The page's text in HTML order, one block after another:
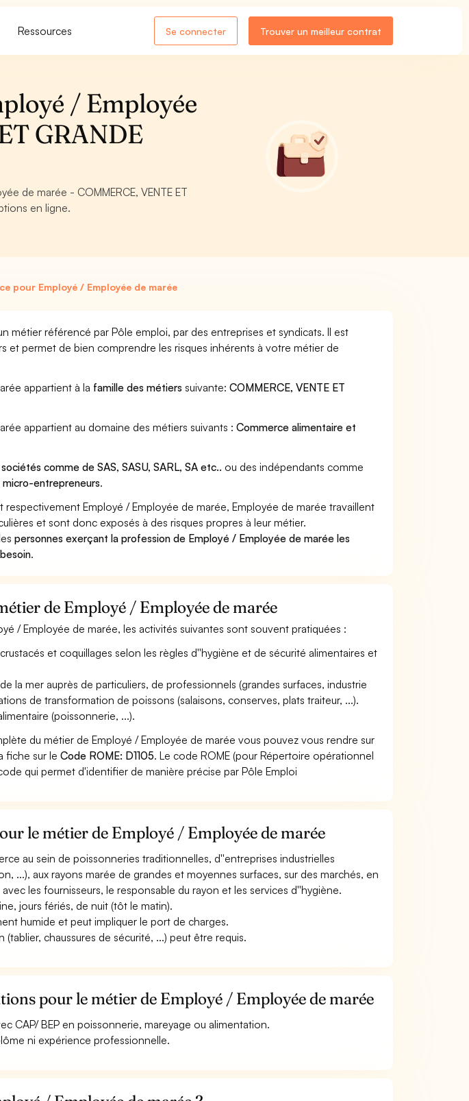
Ressources Se connecter Trouver un meilleur contrat
/ Employée
GRANDE
de marée - COMMERCE, VENTE ET
en ligne.
pour Employé / Employée de marée
métier référencé par Pôle emploi, par des entreprises et syndicats. Il est
et permet de bien comprendre les risques inhérents à votre métier de
appartient à la famille des métiers suivante:COMMERCE, VENTE ET
appartient au domaine des métiers suivants :Commerce alimentaire et
sociétés comme de SAS, SASU, SARL, SA etc.. ou des indépendants comme
micro-entrepreneurs.
Employé / Employée de marée, Employée de marée travaillent
et sont donc exposés à des risques propres à leur métier.
personnes exerçant la profession de Employé / Employée de marée les
.
de Employé / Employée de marée
/ Employée de marée, les activités suivantes sont souvent pratiquées :
et coquillages selon les règles d''hygiène et de sécurité alimentaires et
la mer auprès de particuliers, de professionnels (grandes surfaces, industrie
de transformation de poissons (salaisons, conserves, plats traiteur, ...).
(poissonnerie, ...).
du métier de Employé / Employée de marée vous pouvez vous rendre sur
fiche sur leCode ROME: D1105. Le code ROME (pour Répertoire opérationnel
qui permet d'identifier de manière précise par Pôle Emploi
le métier de Employé / Employée de marée
au sein de poissonneries traditionnelles, d''entreprises industrielles
...), aux rayons marée de grandes et moyennes surfaces, sur des marchés, en
les fournisseurs, le responsable du rayon et les services d''hygiène.
jours fériés, de nuit (tôt le matin).
humide et peut impliquer le port de charges.
chaussures de sécurité, ...) peut être requis.
pour le métier de Employé / Employée de marée
CAP/ BEP en poissonnerie, mareyage ou alimentation.
ni expérience professionnelle.